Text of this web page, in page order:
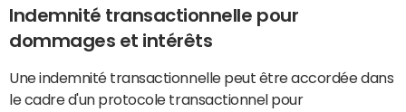
Indemnité transactionnelle pour
dommages et intérêts
Une indemnité transactionnelle peut être accordée dans
le cadre d'un protocole transactionnel pour